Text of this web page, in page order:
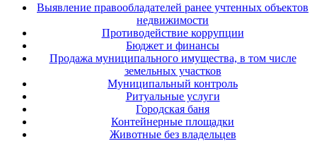
Выявление правообладателей ранее учтенных объектов
недвижимости
Противодействие коррупции
Бюджет и финансы
Продажа муниципального имущества, в том числе
земельных участков
Муниципальный контроль
Ритуальные услуги
Городская баня
Контейнерные площадки
Животные без владельцев